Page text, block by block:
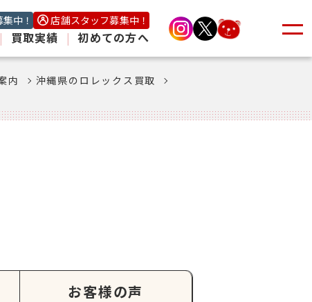
中！ 店舗スタッフ募集中！
| 買取実績 | 初めての方へ
内
沖縄県のロレックス買取
お客様の声